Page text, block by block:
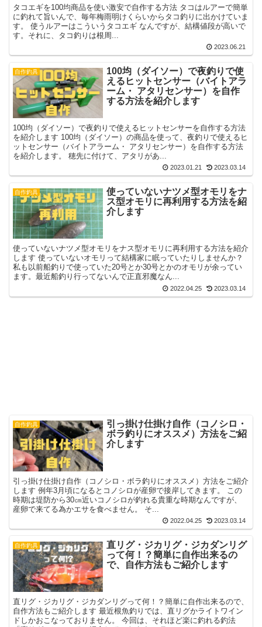
タコエギを100均商品を使い激安で自作する方法 タコはルアーで簡単
に釣れて旨いんで、毎年梅雨明けくらいからタコ釣りに出かけていま
す。 使うルアーはこういうタコエギ なんですが、結構値段が高いで
す。それに、タコ釣りは根周...
2023.06.21
自作釣具
100均（ダイソー）で夜釣りで使
えるヒットセンサー（バイトアラ
ーム・ アタリセンサー）を自作
する方法を紹介します
100均（ダイソー）で夜釣りで使えるヒットセンサーを自作する方法
を紹介します 100均（ダイソー）の商品を使って、夜釣りで使えるヒ
ットセンサー（バイトアラーム・ アタリセンサー）を自作する方法
を紹介します。 穂先に付けて、アタリがあ...
2023.01.21 2023.03.14
自作釣具
使っていないナツメ型オモリをナ
ス型オモリに再利用する方法を紹
介します
使っていないナツメ型オモリをナス型オモリに再利用する方法を紹介
します 使っていないオモリって結構家に眠っていたりしませんか？
私も以前船釣りで使っていた20号とか30号とかのオモリが余ってい
ます。最近船釣り行ってないんで正直邪魔なん...
2022.04.25 2023.03.14
自作釣具
引っ掛け仕掛け自作（コノシロ・
ボラ釣りにオススメ）方法をご紹
介します
引っ掛け仕掛け自作（コノシロ・ボラ釣りにオススメ）方法をご紹介
します 例年3月頃になるとコノシロが産卵で接岸してきます。 この
時期は堤防から30㎝近いコノシロが釣れる貴重な時期なんですが、
産卵で来てる為かエサを食べません。 そ...
2022.04.25 2023.03.14
自作釣具
直リグ・ジカリグ・ジカダンリグ
って何！？簡単に自作出来るの
で、自作方法もご紹介します
直リグ・ジカリグ・ジカダンリグって何！？簡単に自作出来るので、
自作方法もご紹介します 最近根魚釣りでは、直リグかライトワイン
ドしかおこなっておりません。 今回は、それほど楽に釣れる釣法